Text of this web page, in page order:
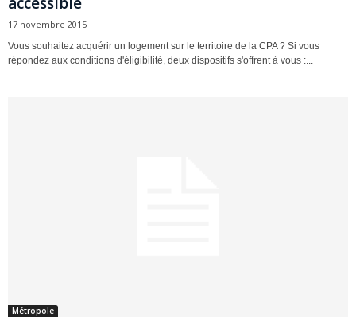
17 novembre 2015
Vous souhaitez acquérir un logement sur le territoire de la CPA ? Si vous
répondez aux conditions d'éligibilité, deux dispositifs s'offrent à vous :...
Métropole